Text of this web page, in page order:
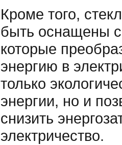
Кроме того,
быть оснащены
которые
энергию в
только
энергии, но и
снизить
электричество.